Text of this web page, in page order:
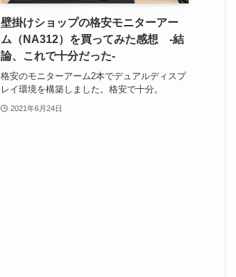
壁掛けショップの格安モニターアー
ム（NA312）を買ってみた感想 -結
論、これで十分だった-
格安のモニターアーム2本でデュアルディスプ
レイ環境を構築しました。格安で十分。
2021年6月24日